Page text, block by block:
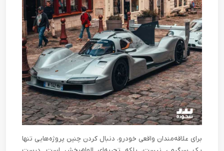
برای علاقه‌مندان واقعی خودرو، دنبال کردن چنین پروژه‌هایی تنها